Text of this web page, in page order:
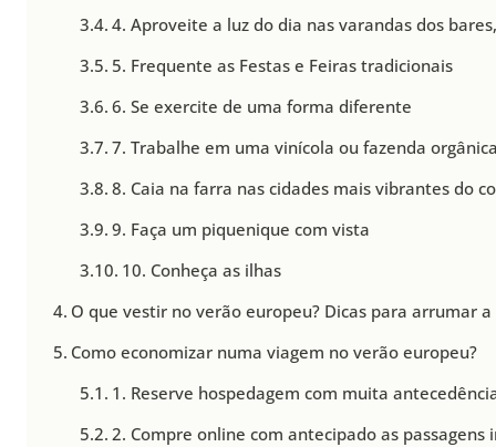
4. Aproveite a luz do dia nas varandas dos
5. Frequente as Festas e Feiras tradicionais
6. Se exercite de uma forma diferente
7. Trabalhe em uma vinícola ou fazenda
8. Caia na farra nas cidades mais vibrantes do
9. Faça um piquenique com vista
10. Conheça as ilhas
O que vestir no verão europeu? Dicas para arrumar
Como economizar numa viagem no verão europeu?
1. Reserve hospedagem com muita
2. Compre online com antecipado as passagens